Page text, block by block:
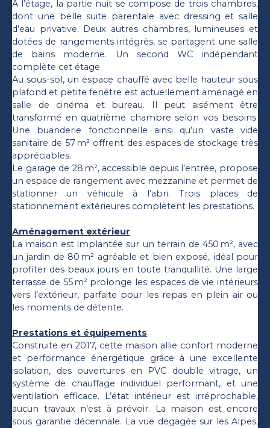
À l’étage, la partie nuit se compose de trois chambres,
dont une belle suite parentale avec dressing et salle
d’eau privative. Deux autres chambres, lumineuses et
dotées de rangements intégrés, se partagent une salle
de bains moderne. Un second WC indépendant
complète cet étage.
Au sous-sol, un espace chauffé avec belle hauteur sous
plafond et petite fenêtre est actuellement aménagé en
salle de cinéma et bureau. Il peut aisément être
transformé en quatrième chambre selon vos besoins.
Une buanderie fonctionnelle ainsi qu’un vaste vide
sanitaire de 57 m² offrent des espaces de stockage très
appréciables.
Le garage de 28 m², accessible depuis l’entrée, propose
un espace de rangement avec mezzanine et permet de
stationner un véhicule à l’abri. Trois places de
stationnement extérieures complètent les prestations.
Aménagement extérieur
La maison est implantée sur un terrain de 450 m², avec
un jardin de 80 m² agréable et bien exposé, idéal pour
profiter des beaux jours en toute tranquillité. Une large
terrasse de 55 m² prolonge les espaces de vie intérieurs
vers l’extérieur, parfaite pour les repas en plein air ou
les moments de détente.
Prestations et équipements
Construite en 2017, cette maison allie confort moderne
et performance énergétique grâce à une excellente
isolation, des ouvertures en PVC double vitrage, un
système de chauffage individuel performant, et une
ventilation efficace. L’état intérieur est irréprochable,
aucun travaux n’est à prévoir. La maison est encore
sous garantie décennale. La vue dégagée sur les Alpes,